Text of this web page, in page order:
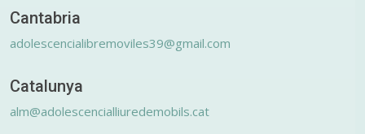
Cantabria
adolescencialibremoviles39@gmail.com
Catalunya
alm@adolescencialliuredemobils.cat